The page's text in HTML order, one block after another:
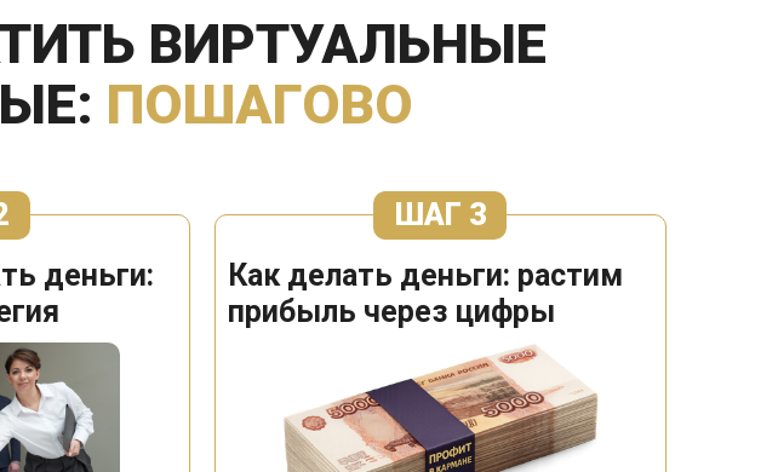
ВИРТУАЛЬНЫЕ
ПОШАГОВО
деньги:
Как делать деньги: растим
прибыль через цифры
ШАГ 3